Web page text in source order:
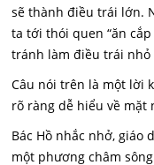
sẽ thành điều trái lớn.
ta tới thói quen “ăn
tránh làm điều trái nhỏ
Câu nói trên là một lời
rõ ràng dễ hiểu về mặt
Bác Hồ nhắc nhở, giáo
một phương châm